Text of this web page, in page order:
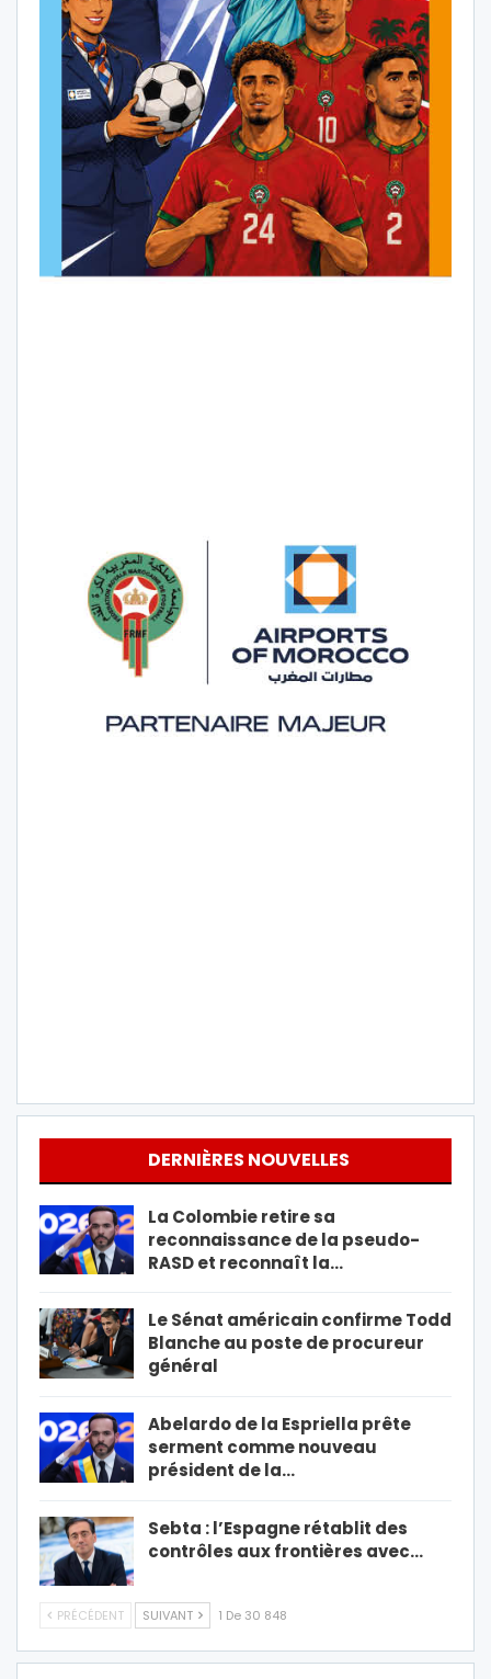
DERNIÈRES NOUVELLES
La Colombie retire sa
reconnaissance de la pseudo-
RASD et reconnaît la…
Le Sénat américain confirme Todd
Blanche au poste de procureur
général
Abelardo de la Espriella prête
serment comme nouveau
président de la…
Sebta : l’Espagne rétablit des
contrôles aux frontières avec…
PRÉCÉDENT SUIVANT 1 De 30 848